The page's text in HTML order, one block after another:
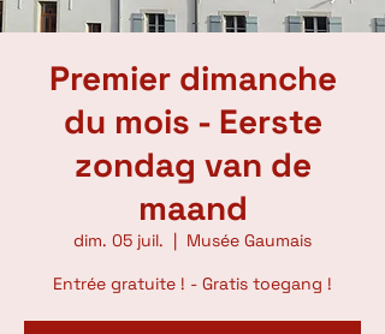
Premier dimanche
du mois - Eerste
zondag van de
maand
dim. 05 juil.
  |
Musée Gaumais
Entrée gratuite ! - Gratis toegang !